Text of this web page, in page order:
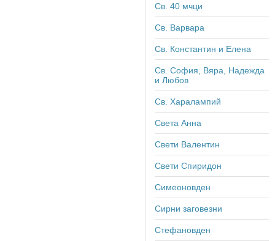
Св. 40 мчци
Св. Варвара
Св. Константин и Елена
Св. София, Вяра, Надежда
и Любов
Св. Харалампий
Света Анна
Свети Валентин
Свети Спиридон
Симеоновден
Сирни заговезни
Стефановден